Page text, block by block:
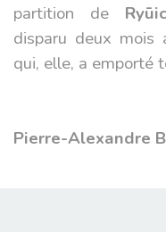
partition de
disparu deux
qui, elle, a emporté
Pierre-Alexandre